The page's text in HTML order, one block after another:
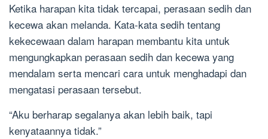
Ketika harapan kita tidak tercapai, perasaan sedih dan
kecewa akan melanda. Kata-kata sedih tentang
kekecewaan dalam harapan membantu kita untuk
mengungkapkan perasaan sedih dan kecewa yang
mendalam serta mencari cara untuk menghadapi dan
mengatasi perasaan tersebut.
“Aku berharap segalanya akan lebih baik, tapi
kenyataannya tidak.”